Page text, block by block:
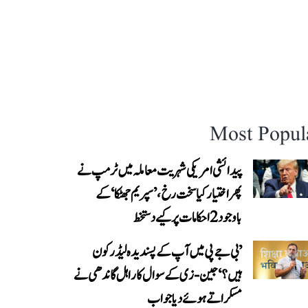
Most
پیدائشی امریکی شہریت معاملہ میں ٹرمپ نے
پھر اختیار کیا سخت رخ، ’سپریم جھٹکا‘ کے
باوجود 2 احکامات پر کیے دستخط
’بی جے پی میں آپ کے پسندیدہ لیڈر کون
ہیں؟‘ جین-زی کے سوال کا راہل گاندھی نے
مسکراتے ہوئے دیا جواب